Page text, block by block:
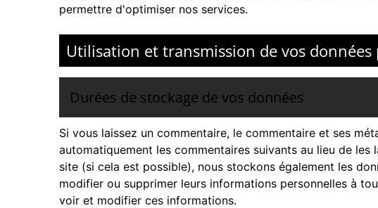
permettre d'optimiser nos services.
Utilisation et transmission de vos données
Durées de stockage de vos données
Si vous laissez un commentaire, le commentaire et ses
automatiquement les commentaires suivants au lieu de
site (si cela est possible), nous stockons également les
modifier ou supprimer leurs informations personnelles à
voir et modifier ces informations.